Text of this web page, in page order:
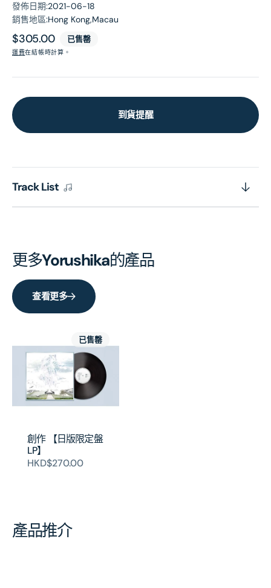
發佈日期:2021-06-18
銷售地區:Hong Kong,Macau
原
價
$305.00 已售罄
運費在結帳時計算。
到貨提醒
Track List
更多Yorushika的產品
查看更多
創作 【日版限定盤
LP】
HKD$270.00
已售罄
產品推介